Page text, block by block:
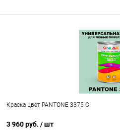
Краска цвет PANTONE 3375 C
3 960 руб. / шт